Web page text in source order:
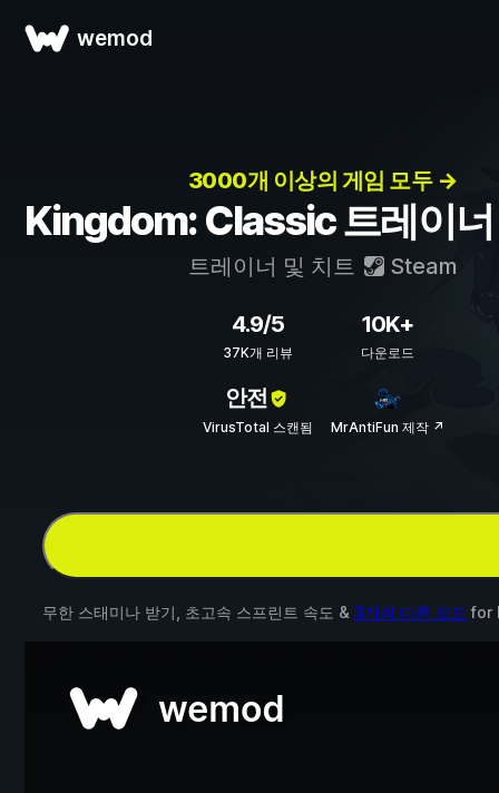
wemod
3000개 이상의 게임 모두 →
Kingdom: Classic 트레이너
트레이너 및 치트 Steam
4.9/5
37K개 리뷰
10K+
다운로드
안전
VirusTotal 스캔됨 MrAntiFun 제작 ↗
무한 스태미나 받기, 초고속 스프린트 속도 & 3개의 다른 모드 for